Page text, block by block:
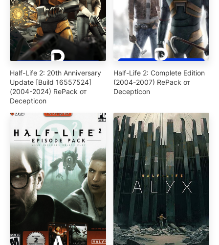
Half-Life 2: 20th Anniversary
Update [Build 16557524]
(2004-2024) RePack от
Decepticon
Half-Life 2: Complete Edition
(2004-2007) RePack от
Decepticon